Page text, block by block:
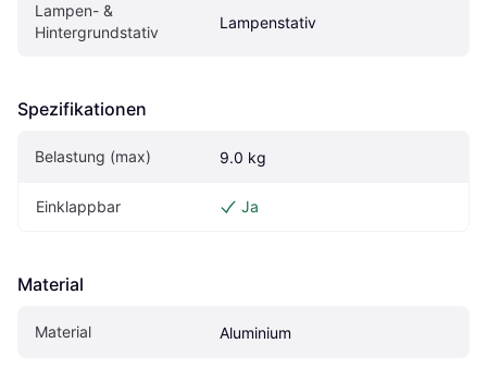
Lampen- &
Hintergrundstativ
Lampenstativ
Spezifikationen
Belastung (max) 9.0 kg
Einklappbar Ja
Material
Material Aluminium